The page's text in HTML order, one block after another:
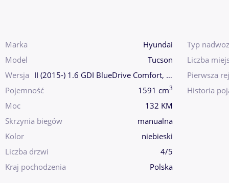
Marka
Hyundai
Model
Tucson
Wersja
II (2015-) 1.6 GDI BlueDrive Comfort, z pol
Pojemność
1591 cm3
Moc
132 KM
Skrzynia biegów
manualna
Kolor
niebieski
Liczba drzwi
4/5
Kraj pochodzenia
Polska
Typ
Liczba
Pierwsza
Historia